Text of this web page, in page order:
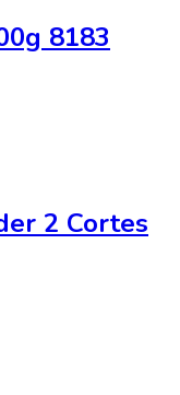
8183
2 Cortes